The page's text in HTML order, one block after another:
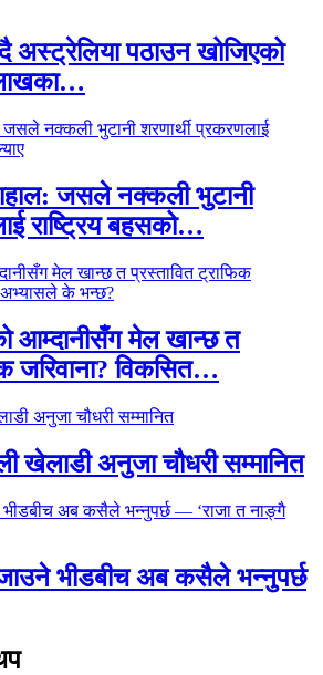
अस्ट्रेलिया पठाउन खोजिएको
लाखका…
जसले नक्कली भुटानी
राष्ट्रिय बहसको…
आम्दानीसँग मेल खान्छ त
जरिवाना? विकसित…
खेलाडी अनुजा चौधरी सम्मानित
भीडबीच अब कसैले भन्नुपर्छ